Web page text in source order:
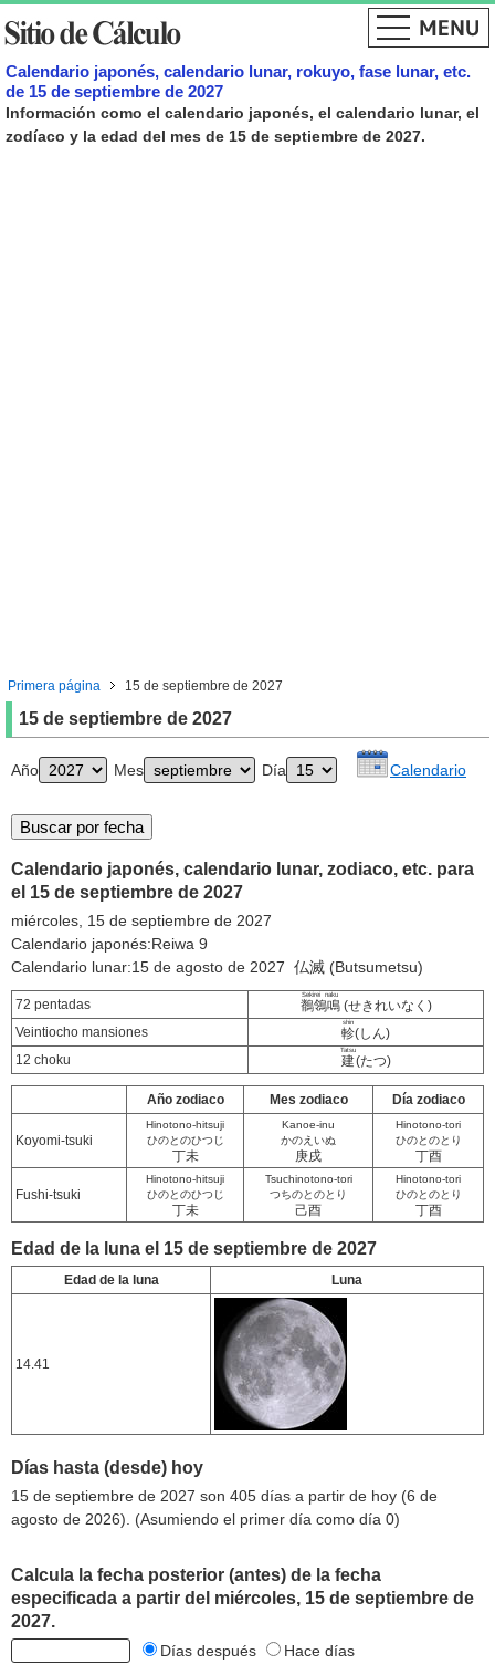
Calendario japonés, calendario lunar, rokuyo, fase lunar, etc.
de 15 de septiembre de 2027
Información como el calendario japonés, el calendario lunar, el
zodíaco y la edad del mes de 15 de septiembre de 2027.
Primera página 15 de septiembre de 2027
15 de septiembre de 2027
Año Mes Día Calendario
Calendario japonés, calendario lunar, zodiaco, etc. para
el 15 de septiembre de 2027
miércoles, 15 de septiembre de 2027
Calendario japonés:Reiwa 9
Calendario lunar:15 de agosto de 2027 仏滅 (Butsumetsu)
72 pentadas 鶺鴒鳴
Sekirei naku
(せきれいなく)
Veintiocho mansiones
軫
shin
(しん)
12 choku
建
Tatsu
(たつ)
Año zodiaco Mes zodiaco Día zodiaco
Koyomi-tsuki
Hinotono-hitsuji
ひのとのひつじ
丁未
Kanoe-inu
かのえいぬ
庚戌
Hinotono-tori
ひのとのとり
丁酉
Fushi-tsuki
Hinotono-hitsuji
ひのとのひつじ
丁未
Tsuchinotono-tori
つちのとのとり
己酉
Hinotono-tori
ひのとのとり
丁酉
Edad de la luna el 15 de septiembre de 2027
Edad de la luna Luna
14.41
Días hasta (desde) hoy
15 de septiembre de 2027 son 405 días a partir de hoy (6 de
agosto de 2026). (Asumiendo el primer día como día 0)
Calcula la fecha posterior (antes) de la fecha
especificada a partir del miércoles, 15 de septiembre de
2027.
Días después Hace días